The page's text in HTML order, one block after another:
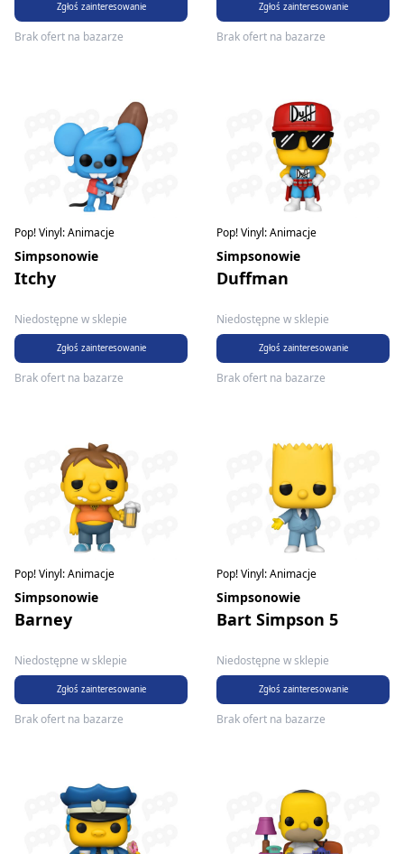
Zgłoś zainteresowanie
Brak ofert na bazarze
Zgłoś zainteresowanie
Brak ofert na bazarze
Pop! Vinyl: Animacje
Simpsonowie
Itchy
Niedostępne w sklepie
Zgłoś zainteresowanie
Brak ofert na bazarze
Pop! Vinyl: Animacje
Simpsonowie
Duffman
Niedostępne w sklepie
Zgłoś zainteresowanie
Brak ofert na bazarze
Pop! Vinyl: Animacje
Simpsonowie
Barney
Niedostępne w sklepie
Zgłoś zainteresowanie
Brak ofert na bazarze
Pop! Vinyl: Animacje
Simpsonowie
Bart Simpson 5
Niedostępne w sklepie
Zgłoś zainteresowanie
Brak ofert na bazarze